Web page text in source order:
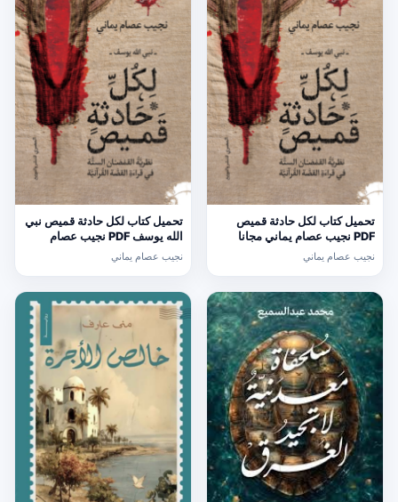
تحميل كتاب لكل حادثة قميص
PDF نجيب عصام يماني مجانا
نجيب عصام يماني
تحميل كتاب لكل حادثة قميص نبي
الله يوسف PDF نجيب عصام
يماني مجانا
نجيب عصام يماني